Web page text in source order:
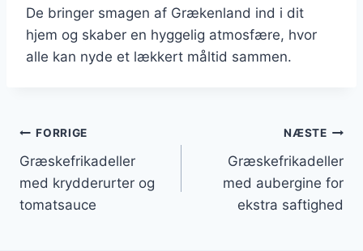
De bringer smagen af Grækenland ind i dit
hjem og skaber en hyggelig atmosfære, hvor
alle kan nyde et lækkert måltid sammen.
Indlægsnavigation
FORRIGE
Græskefrikadeller
med krydderurter og
tomatsauce
NÆSTE
Græskefrikadeller
med aubergine for
ekstra saftighed